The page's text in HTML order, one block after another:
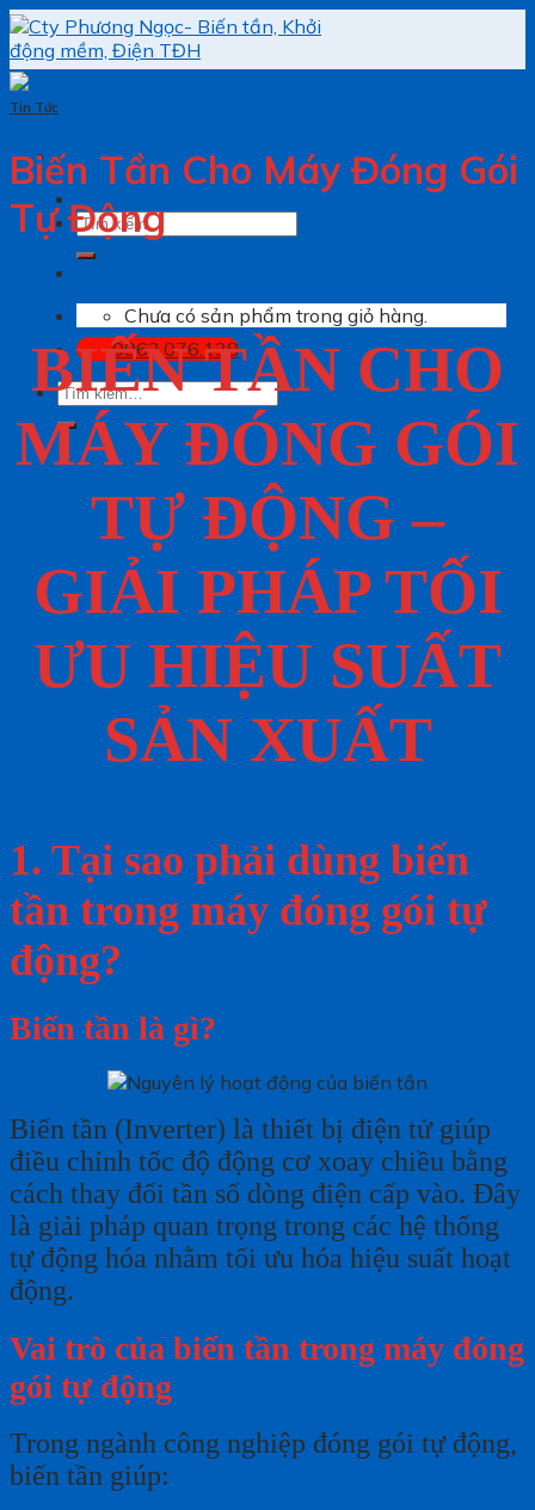
Skip
to
content
Tìm
kiếm:
Chưa có sản phẩm trong giỏ hàng.
0962.076.138
Tìm
kiếm:
Tin Tức
Biến Tần Cho Máy Đóng Gói
Tự Động
BIẾN TẦN CHO
MÁY ĐÓNG GÓI
TỰ ĐỘNG –
GIẢI PHÁP TỐI
ƯU HIỆU SUẤT
SẢN XUẤT
1. Tại sao phải dùng biến
tần trong máy đóng gói tự
động?
Biến tần là gì?
Biến tần (Inverter) là thiết bị điện tử giúp
điều chỉnh tốc độ động cơ xoay chiều bằng
cách thay đổi tần số dòng điện cấp vào. Đây
là giải pháp quan trọng trong các hệ thống
tự động hóa nhằm tối ưu hóa hiệu suất hoạt
động.
Vai trò của biến tần trong máy đóng
gói tự động
Trong ngành công nghiệp đóng gói tự động,
biến tần giúp: